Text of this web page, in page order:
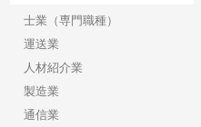
士業（専門職種）
運送業
人材紹介業
製造業
通信業